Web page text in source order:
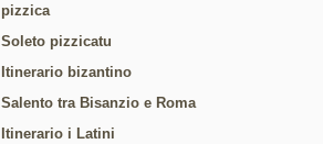
pizzica
Soleto pizzicatu
Itinerario bizantino
Salento tra Bisanzio e Roma
Itinerario i Latini